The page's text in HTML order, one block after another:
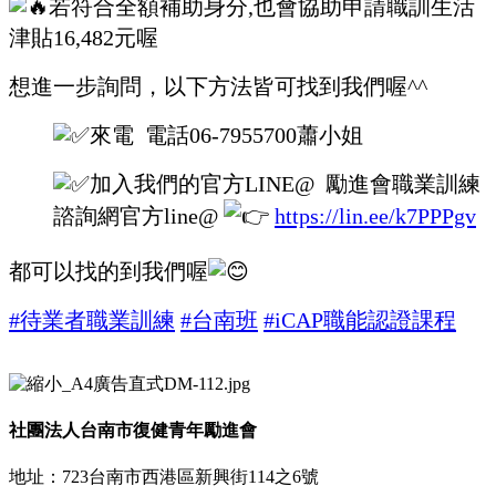
若符合全額補助身分,也會協助申請職訓生活
津貼16,482元喔
想進一步詢問，以下方法皆可找到我們喔^^
來電 電話06-7955700蕭小姐
加入我們的官方LINE@ 勵進會職業訓練
諮詢網官方line@
https://lin.ee/k7PPPgv
都可以找的到我們喔
#待業者職業訓練 #台南班 #iCAP職能認證課程
社團法人台南市復健青年勵進會
地址：723台南市西港區新興街114之6號